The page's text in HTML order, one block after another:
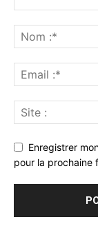
Enregistrer
pour la prochaine